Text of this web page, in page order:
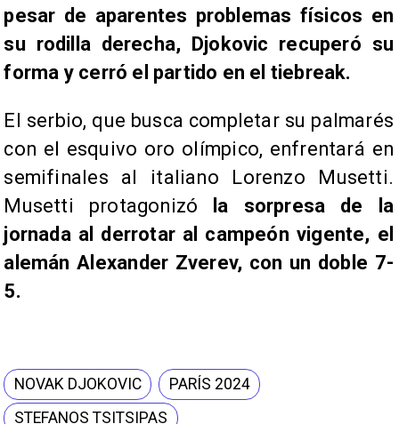
pesar de aparentes problemas físicos en
su rodilla derecha, Djokovic recuperó su
forma y cerró el partido en el tiebreak.
El serbio, que busca completar su palmarés
con el esquivo oro olímpico, enfrentará en
semifinales al italiano Lorenzo Musetti.
Musetti protagonizó
la sorpresa de la
jornada al derrotar al campeón vigente, el
alemán Alexander Zverev, con un doble 7-
5.
NOVAK DJOKOVIC
PARÍS 2024
STEFANOS TSITSIPAS